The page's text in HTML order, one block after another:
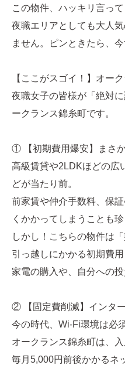
この物件、ハッキリ言っ
夜職エリアとしても大人
ません。ピンときたら、
【ここがスゴイ！】オー
夜職女子の皆様が「絶対
ークランス錦糸町です。
① 【初期費用爆安】まさ
高級賃貸や2LDKほどの広
どが当たり前。
前家賃や仲介手数料、保
くかかってしまうことも珍
しかし！こちらの物件は
引っ越しにかかる初期費
家電の購入や、自分への
② 【固定費削減】インター
今の時代、Wi-Fi環境は必
オークランス錦糸町は、
毎月5,000円前後かかるネ